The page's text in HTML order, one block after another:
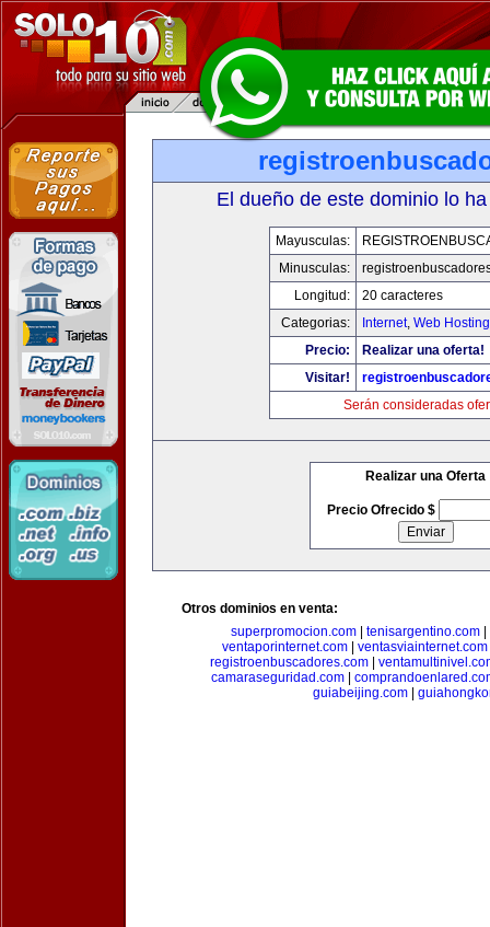
El dueño de este dominio lo
Mayusculas:
Minusculas:
Longitud:
20 caracteres
Categorias:
Internet, Web
Precio:
Realizar una oferta!
Visitar!
Serán consideradas
Realizar una Oferta
Precio Ofrecido $
Otros dominios en venta:
superpromocion.com
tenisargentino.com
ventaporinternet.com
ventasviainternet.com
registroenbuscadores.com
camaraseguridad.com
guiabeijing.com|